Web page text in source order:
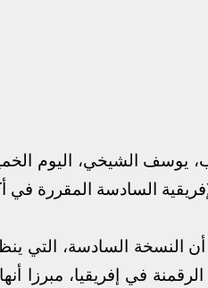
يوسف الشيخي، اليوم
السادسة المقررة في
النسخة السادسة، التي
في إفريقيا، مبرزا